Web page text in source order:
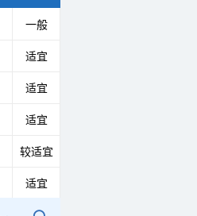
一般
适宜
适宜
适宜
较适宜
适宜